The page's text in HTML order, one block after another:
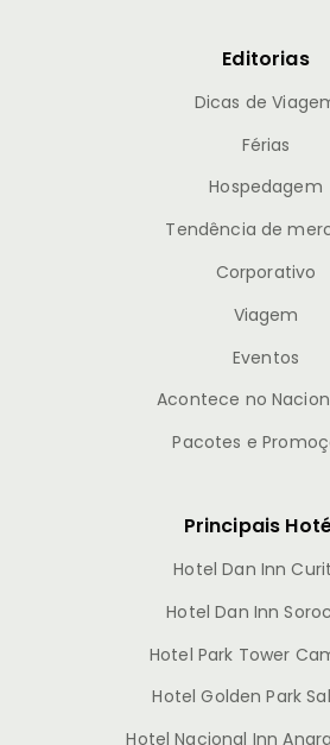
Editorias
Dicas de
Férias
Hospedagem
Tendência de
Corporativo
Viagem
Eventos
Acontece no
Pacotes e
Principais
Hotel Dan Inn
Hotel Dan Inn
Hotel Park Tower
Hotel Golden Park
Hotel Nacional Inn